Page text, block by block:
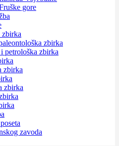
gore
zbirka
zbirka
petrološka zbirka
zbirka
zbirka
zavoda